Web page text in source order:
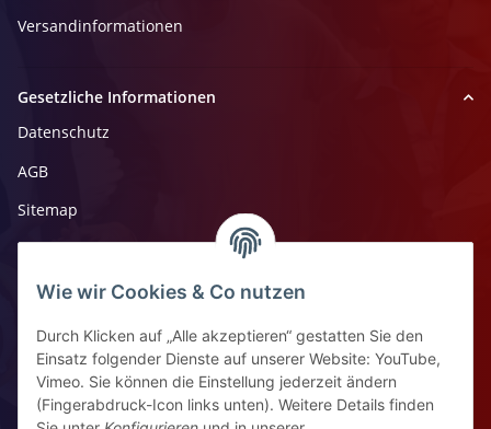
Wie wir Cookies & Co nutzen
Durch Klicken auf „Alle akzeptieren“ gestatten Sie den
Einsatz folgender Dienste auf unserer Website: YouTube,
Vimeo. Sie können die Einstellung jederzeit ändern
(Fingerabdruck-Icon links unten). Weitere Details finden
Versandinformationen
Gesetzliche Informationen
Datenschutz
AGB
Sitemap
Impressum
Widerrufsrecht
Kontaktinformationen
Ziegelhüttenstr 30, 64832 Babenhausen